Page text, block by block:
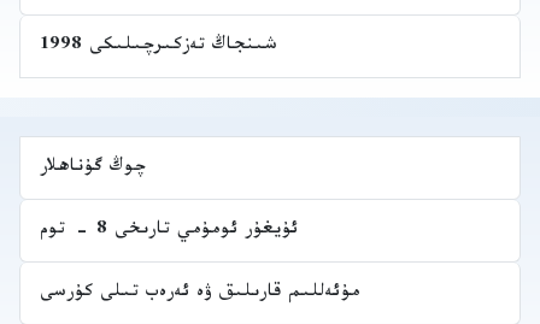
شىنجاڭ تەزكىرچىلىكى 1998
چوڭ گۇناھلار
ئۇيغۇر ئومۇمي تارىخى 8 - توم
مۇئەللىم قارىلىق ۋە ئەرەب تىلى كۇرسى